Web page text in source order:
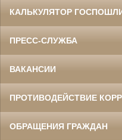
КАЛЬКУЛЯТОР
ПРЕСС-СЛУЖБА
ВАКАНСИИ
ПРОТИВОДЕЙСТВИЕ
ОБРАЩЕНИЯ ГРАЖДАН